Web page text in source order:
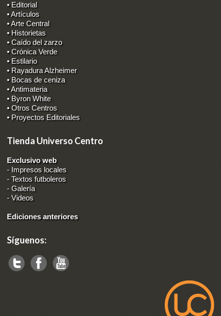
• Editorial
• Artículos
• Arte Central
• Historietas
• Caído del zarzo
• Crónica Verde
• Estilario
• Rayadura Alzheimer
• Bocas de ceniza
• Antimateria
• Byron White
• Otros Centros
• Proyectos Editoriales
Tienda Universo Centro
Exclusivo web
- Impresos locales
-Textos futboleros
-Galería
-Videos
Ediciones anteriores
Síguenos: